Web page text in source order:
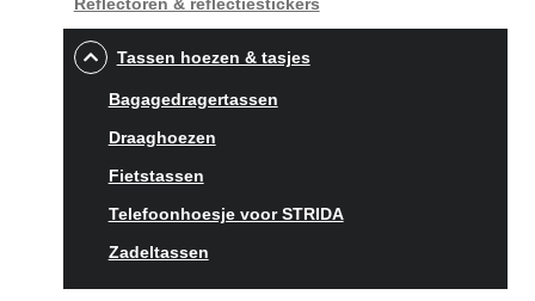
Tassen hoezen & tasjes
Bagagedragertassen
Draaghoezen
Fietstassen
Telefoonhoesje voor STRIDA
Zadeltassen